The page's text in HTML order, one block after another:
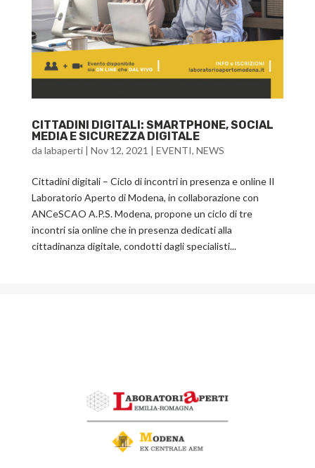
CITTADINI DIGITALI: SMARTPHONE, SOCIAL
MEDIA E SICUREZZA DIGITALE
da labaperti| Nov 12, 2021 | EVENTI, NEWS
Cittadini digitali – Ciclo di incontri in presenza e online Il
Laboratorio Aperto di Modena, in collaborazione con
ANCeSCAO A.P.S. Modena, propone un ciclo di tre
incontri sia online che in presenza dedicati alla
cittadinanza digitale, condotti dagli specialisti...